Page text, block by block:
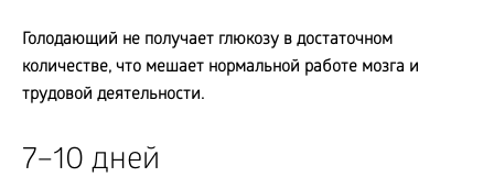
Голодающий не получает глюкозу в достаточном
количестве, что мешает нормальной работе мозга и
трудовой деятельности.
7–10 дней